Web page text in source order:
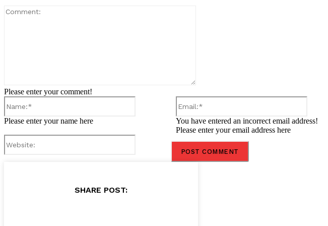
Please enter your comment!
Please enter your name here
Email:*
You have entered an incorrect email address!
Please enter your email address here
SHARE POST: